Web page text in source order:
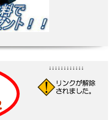
↓↓↓↓↓↓↓↓↓↓↓↓